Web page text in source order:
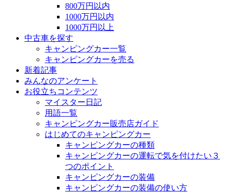
800万円以内
1000万円以内
1000万円以上
中古車を探す
キャンピングカー一覧
キャンピングカーを売る
新着記事
みんなのアンケート
お役立ちコンテンツ
マイスター日記
用語一覧
キャンピングカー販売店ガイド
はじめてのキャンピングカー
キャンピングカーの種類
キャンピングカーの運転で気を付けたい３
つのポイント
キャンピングカーの装備
キャンピングカーの装備の使い方